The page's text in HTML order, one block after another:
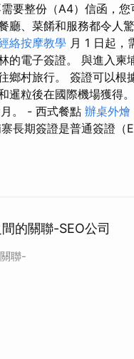
要整份（A4）信函，
廳、菜餚和服務都令人
絡按摩教學 月 1 日起，
的電子簽證。 與進入
鄉村旅行。 簽證可以
暹粒後在國際機場獲得
。 - 西式餐點 辦桌外燴
長期簽證是普通簽證（
的關聯-SEO公司
聯-